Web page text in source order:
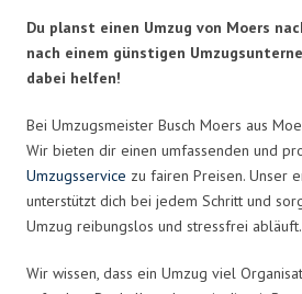
Du planst einen Umzug von Moers
nach einem günstigen
dabei helfen!
Bei Umzugsmeister Busch Moers aus
Wir bieten dir einen umfassenden und
Umzugsservice zu fairen Preisen. Unser
unterstützt dich bei jedem Schritt und
Umzug reibungslos und stressfrei abläuft.
Wir wissen, dass ein Umzug viel